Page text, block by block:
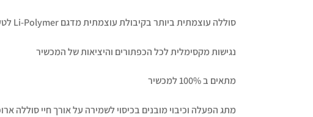
סוללה עוצמתית ביותר בקיבולת עוצמתית מדגם Li-Polymer לטעינה מהירה, חזקה ומלאה של המכשיר
נגישות מקסימלית לכל הכפתורים והיציאות של המכשיר
מתאים ב 100% למכשיר
מתג הפעלה וכיבוי מובנים בכיסוי לשמירה על אורך חיי סוללה